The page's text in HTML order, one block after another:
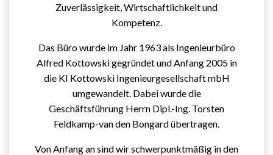
Zuverlässigkeit, Wirtschaftlichkeit und
Kompetenz.
Das Büro wurde im Jahr 1963 als Ingenieurbüro
Alfred Kottowski gegründet und Anfang 2005 in
die KI Kottowski Ingenieurgesellschaft mbH
umgewandelt. Dabei wurde die
Geschäftsführung Herrn Dipl.-Ing. Torsten
Feldkamp-van den Bongard übertragen.
Von Anfang an sind wir schwerpunktmäßig in den